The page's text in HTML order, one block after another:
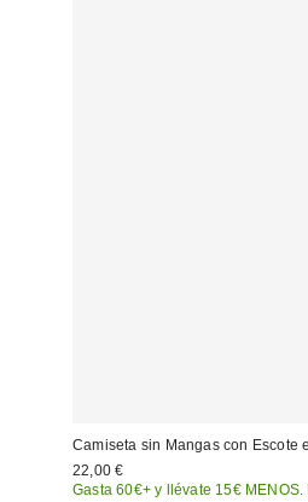
Camiseta sin Mangas con Escote
22,00 €
Gasta 60€+ y llévate 15€ MENOS.